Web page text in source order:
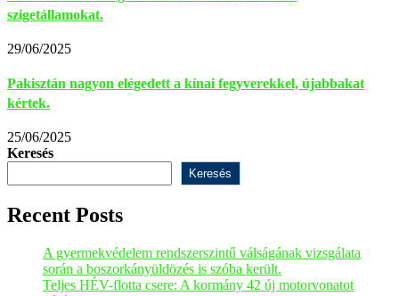
szigetállamokat.
29/06/2025
Pakisztán nagyon elégedett a kínai fegyverekkel, újabbakat
kértek.
25/06/2025
Keresés
Keresés
Recent Posts
A gyermekvédelem rendszerszintű válságának vizsgálata
során a boszorkányüldözés is szóba került.
Teljes HÉV-flotta csere: A kormány 42 új motorvonatot